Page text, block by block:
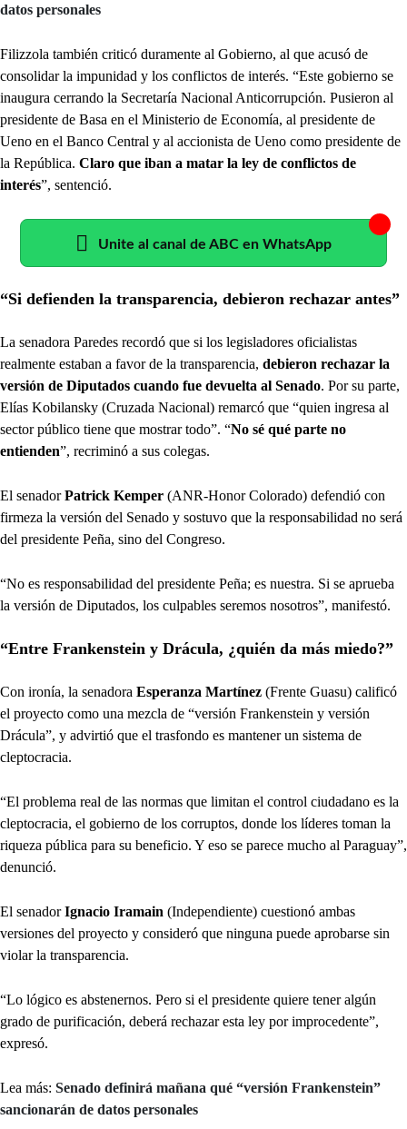
datos personales
Filizzola también criticó duramente al Gobierno, al que acusó de
consolidar la impunidad y los conflictos de interés. “Este gobierno se
inaugura cerrando la Secretaría Nacional Anticorrupción. Pusieron al
presidente de Basa en el Ministerio de Economía, al presidente de
Ueno en el Banco Central y al accionista de Ueno como presidente de
la República. Claro que iban a matar la ley de conflictos de
interés”, sentenció.
Unite al canal de ABC en WhatsApp
“Si defienden la transparencia, debieron rechazar antes”
La senadora Paredes recordó que si los legisladores oficialistas
realmente estaban a favor de la transparencia, debieron rechazar la
versión de Diputados cuando fue devuelta al Senado. Por su parte,
Elías Kobilansky (Cruzada Nacional) remarcó que “quien ingresa al
sector público tiene que mostrar todo”. “No sé qué parte no
entienden”, recriminó a sus colegas.
El senadorPatrick Kemper (ANR-Honor Colorado) defendió con
firmeza la versión del Senado y sostuvo que la responsabilidad no será
del presidente Peña, sino del Congreso.
“No es responsabilidad del presidente Peña; es nuestra. Si se aprueba
la versión de Diputados, los culpables seremos nosotros”, manifestó.
“Entre Frankenstein y Drácula, ¿quién da más miedo?”
Con ironía, la senadora Esperanza Martínez (Frente Guasu) calificó
el proyecto como una mezcla de “versión Frankenstein y versión
Drácula”, y advirtió que el trasfondo es mantener un sistema de
cleptocracia.
“El problema real de las normas que limitan el control ciudadano es la
cleptocracia, el gobierno de los corruptos, donde los líderes toman la
riqueza pública para su beneficio. Y eso se parece mucho al Paraguay”,
denunció.
El senadorIgnacio Iramain (Independiente) cuestionó ambas
versiones del proyecto y consideró que ninguna puede aprobarse sin
violar la transparencia.
“Lo lógico es abstenernos. Pero si el presidente quiere tener algún
grado de purificación, deberá rechazar esta ley por improcedente”,
expresó.
Lea más: Senado definirá mañana qué “versión Frankenstein”
sancionarán de datos personales